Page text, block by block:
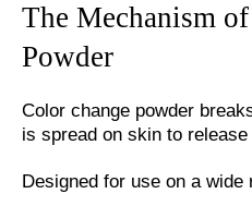
The Mechanism
Powder
Color change powder
is spread on skin to release
Designed for use on a wide